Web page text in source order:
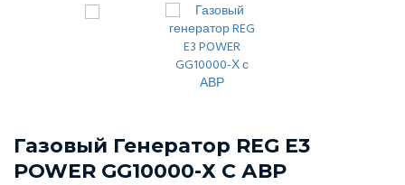
Газовый Генератор REG E3
POWER GG10000-Х С АВР